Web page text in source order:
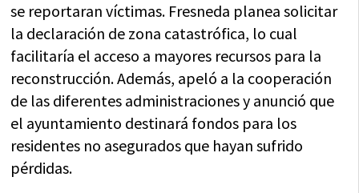
se reportaran víctimas. Fresneda planea solicitar
la declaración de zona catastrófica, lo cual
facilitaría el acceso a mayores recursos para la
reconstrucción. Además, apeló a la cooperación
de las diferentes administraciones y anunció que
el ayuntamiento destinará fondos para los
residentes no asegurados que hayan sufrido
pérdidas.